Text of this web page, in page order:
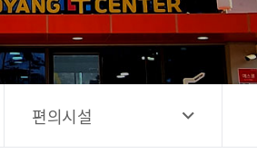
해움
새들
편의시설